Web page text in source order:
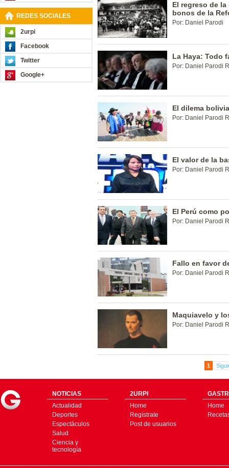
REDES SOCIALES
2urpi
Facebook
Twitter
Google+
El regreso de
bonos de la
Por: Daniel Parodi
La Haya: Todo
Por: Daniel Parodi
El dilema
Por: Daniel Parodi
El valor de la
Por: Daniel Parodi
El Perú como
Por: Daniel Parodi
Fallo en favor
Por: Daniel Parodi
Maquiavelo y
Por: Daniel Parodi
1
NOTICIAS
Actualidad
Deportes
Espectáculos
Salud
Ciencia y
tecnología
2URPI
Home
Regístrate
Post de usuarios
Home